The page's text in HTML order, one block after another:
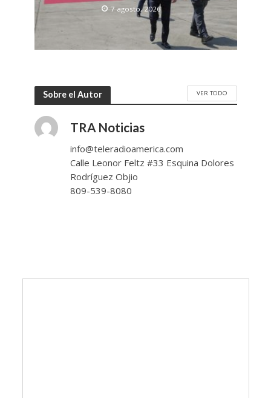
7 agosto, 2026
Sobre el Autor VER TODO
TRA Noticias
info@teleradioamerica.com
Calle Leonor Feltz #33 Esquina Dolores
Rodríguez Objio
809-539-8080